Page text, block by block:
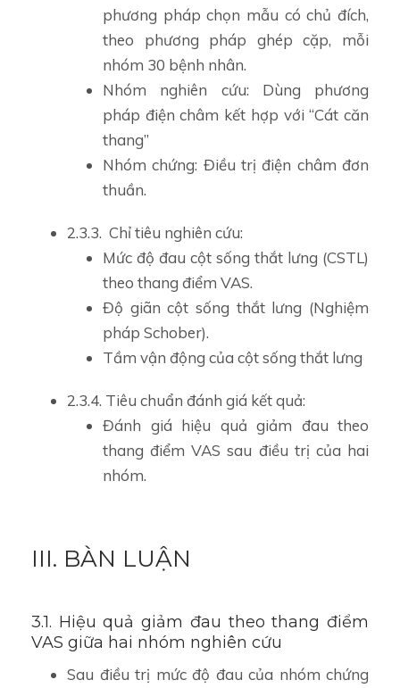
phương pháp chọn mẫu có chủ đích,
theo phương pháp ghép cặp, mỗi
nhóm 30 bệnh nhân.
Nhóm nghiên cứu: Dùng phương
pháp điện châm kết hợp với “Cát căn
thang”
Nhóm chứng: Điều trị điện châm đơn
thuần.
2.3.3. Chỉ tiêu nghiên cứu:
Mức độ đau cột sống thắt lưng (CSTL)
theo thang điểm VAS.
Độ giãn cột sống thắt lưng (Nghiệm
pháp Schober).
Tầm vận động của cột sống thắt lưng
2.3.4. Tiêu chuẩn đánh giá kết quả:
Đánh giá hiệu quả giảm đau theo
thang điểm VAS sau điều trị của hai
nhóm.
III. BÀN LUẬN
3.1. Hiệu quả giảm đau theo thang điểm
VAS giữa hai nhóm nghiên cứu
Sau điều trị mức độ đau của nhóm chứng